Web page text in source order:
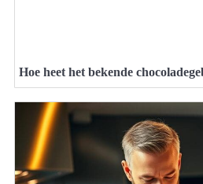
Hoe heet het bekende